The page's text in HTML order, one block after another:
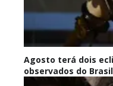
Agosto terá dois
observados do Brasil